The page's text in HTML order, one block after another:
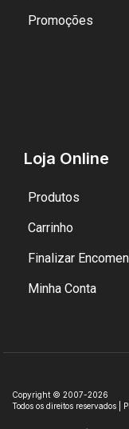
Promoções
Loja Online
Produtos
Carrinho
Finalizar
Minha Conta
Copyright © 2007-2026
Todos os direitos reservados |